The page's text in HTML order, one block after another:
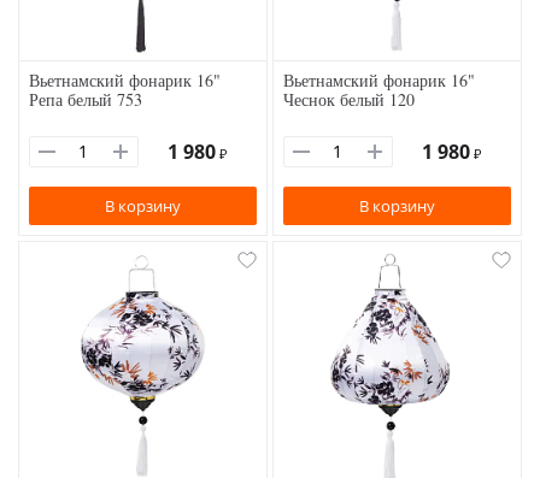
Вьетнамский фонарик 16"
Репа белый 753
1 980 ₽
В корзину
Вьетнамский фонарик 16"
Чеснок белый 120
1 980 ₽
В корзину